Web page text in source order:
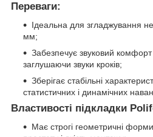
Переваги:
Ідеальна для згладжування
мм;
Забезпечує звуковий
заглушаючи звуки кроків;
Зберігає стабільні
статистичних і динамічних
Властивості підкладки
Має строгі геометричні